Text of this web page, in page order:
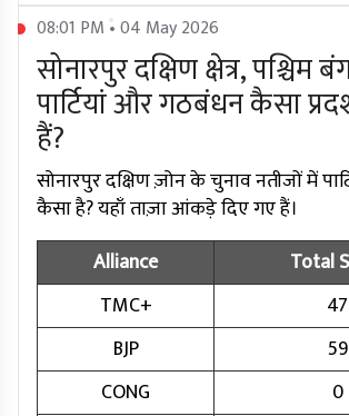
08:01 PM • 04 May 2026
सोनारपुर दक्षिण क्षेत्र, पश्चिम
पार्टियां और गठबंधन कैसा
हैं?
सोनारपुर दक्षिण ज़ोन के चुनाव नतीजों में
कैसा है? यहाँ ताज़ा आंकड़े दिए गए हैं।
Alliance
Total
TMC+
47
BJP
59
CONG
0